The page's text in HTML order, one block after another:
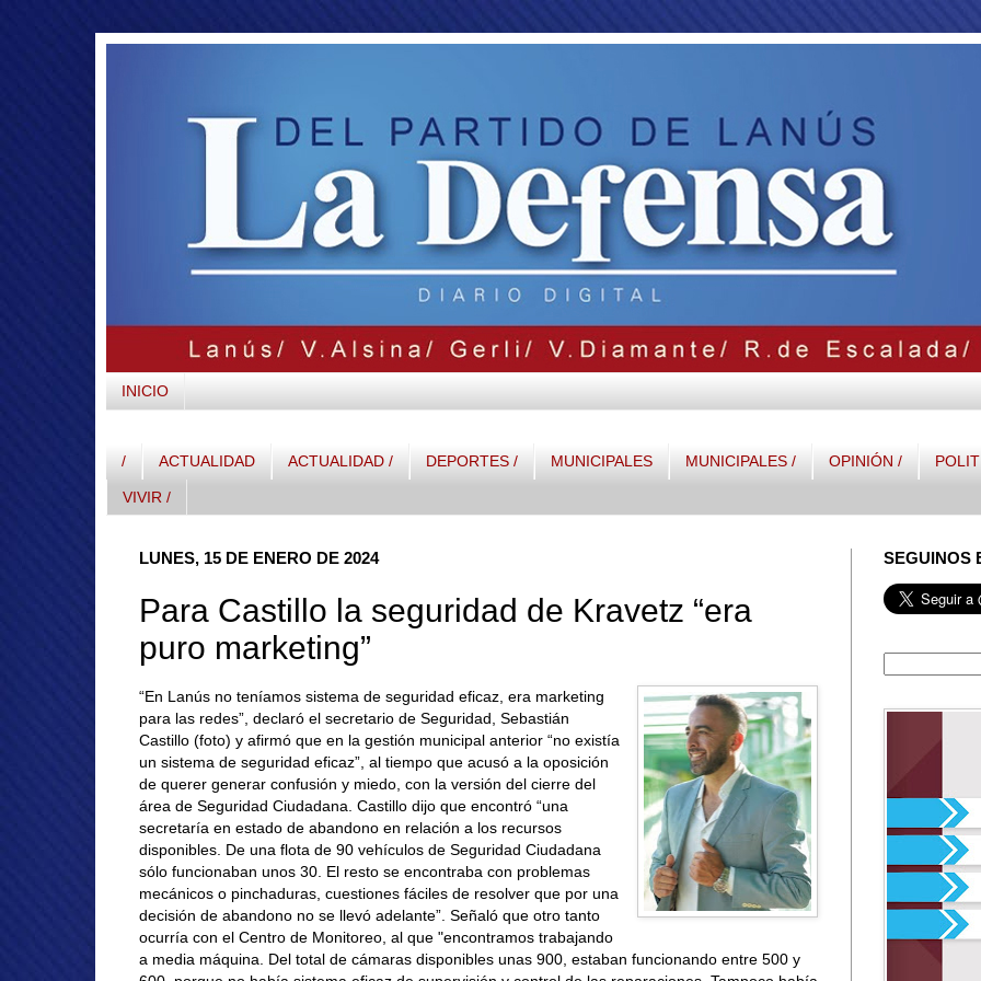
INICIO
/ ACTUALIDAD ACTUALIDAD / DEPORTES / MUNICIPALES MUNICIPALES / OPINIÓN /
VIVIR /
LUNES, 15 DE ENERO DE 2024
Para Castillo la seguridad de Kravetz “era
puro marketing”
“En Lanús no teníamos sistema de seguridad eficaz, era marketing
para las redes”, declaró el secretario de Seguridad, Sebastián
Castillo (foto) y afirmó que en la gestión municipal anterior “no existía
un sistema de seguridad eficaz”, al tiempo que acusó a la oposición
de querer generar confusión y miedo, con la versión del cierre del
área de Seguridad Ciudadana. Castillo dijo que encontró “una
secretaría en estado de abandono en relación a los recursos
disponibles. De una flota de 90 vehículos de Seguridad Ciudadana
sólo funcionaban unos 30. El resto se encontraba con problemas
mecánicos o pinchaduras, cuestiones fáciles de resolver que por una
decisión de abandono no se llevó adelante”. Señaló que otro tanto
ocurría con el Centro de Monitoreo, al que "encontramos trabajando
a media máquina. Del total de cámaras disponibles unas 900, estaban funcionando entre 500 y
SEGUINOS